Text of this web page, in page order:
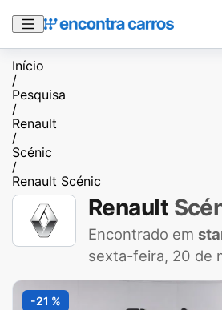
Início
/
Pesquisa
/
Renault
/
Scénic
/
Renault Scénic
Renault
Encontrado em
sexta-feira, 20 de
-21 %